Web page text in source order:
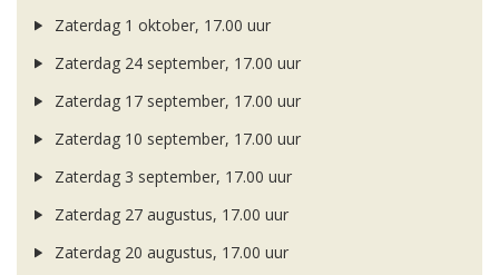
Zaterdag 1 oktober, 17.00 uur
Zaterdag 24 september, 17.00 uur
Zaterdag 17 september, 17.00 uur
Zaterdag 10 september, 17.00 uur
Zaterdag 3 september, 17.00 uur
Zaterdag 27 augustus, 17.00 uur
Zaterdag 20 augustus, 17.00 uur